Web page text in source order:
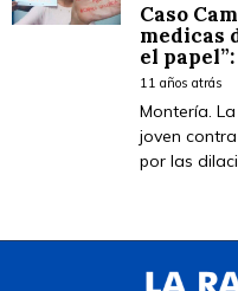
Caso
medicas
el
11 años atrás
Montería.
joven
por las